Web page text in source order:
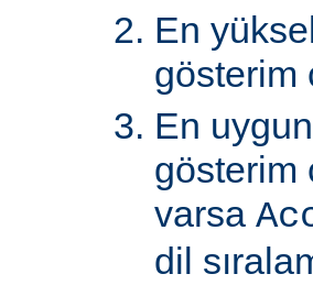
En
gösterim
En
gösterim
varsa
dil